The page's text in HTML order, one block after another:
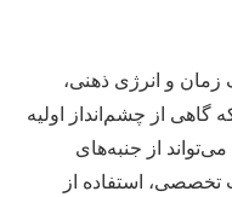
و انرژی ذهنی،
از چشم‌انداز اولیه
از جنبه‌های
تخصصی، استفاده از